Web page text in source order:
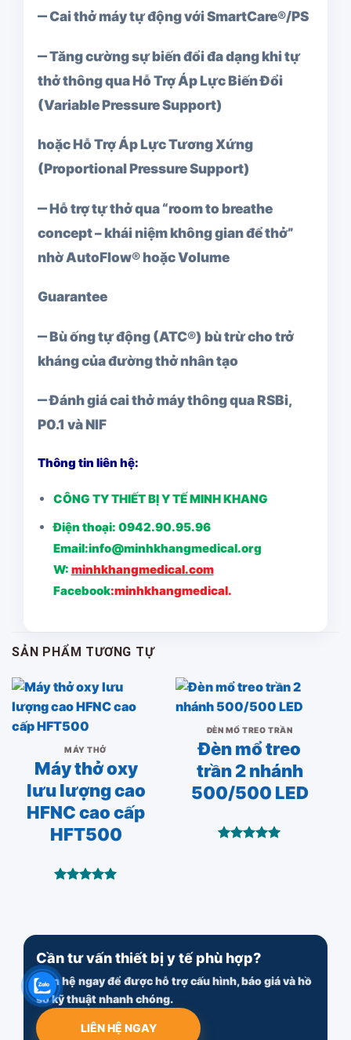
‒ Cai thở máy tự động với SmartCare®/PS
‒ Tăng cường sự biến đổi đa dạng khi tự
thở thông qua Hỗ Trợ Áp Lực Biến Đổi
(Variable Pressure Support)
hoặc Hỗ Trợ Áp Lực Tương Xứng
(Proportional Pressure Support)
‒ Hỗ trợ tự thở qua “room to breathe
concept – khái niệm không gian để thở”
nhờ AutoFlow® hoặc Volume
Guarantee
‒ Bù ống tự động (ATC®) bù trừ cho trở
kháng của đường thở nhân tạo
‒ Đánh giá cai thở máy thông qua RSBi,
P0.1 và NIF
Thông tin liên hệ:
CÔNG TY THIẾT BỊ Y TẾ MINH KHANG
Điện thoại: 0942.90.95.96
Email:info@minhkhangmedical.org
W: minhkhangmedical.com
Facebook:minhkhangmedical.
SẢN PHẨM TƯƠNG TỰ
MÁY THỞ
Máy thở oxy
lưu lượng cao
HFNC cao cấp
HFT500
ĐÈN MỔ TREO TRẦN
Đèn mổ treo
trần 2 nhánh
500/500 LED
Cần tư vấn thiết bị y tế phù hợp?
Liên hệ ngay để được hỗ trợ cấu hình, báo giá và hồ
sơ kỹ thuật nhanh chóng.
LIÊN HỆ NGAY